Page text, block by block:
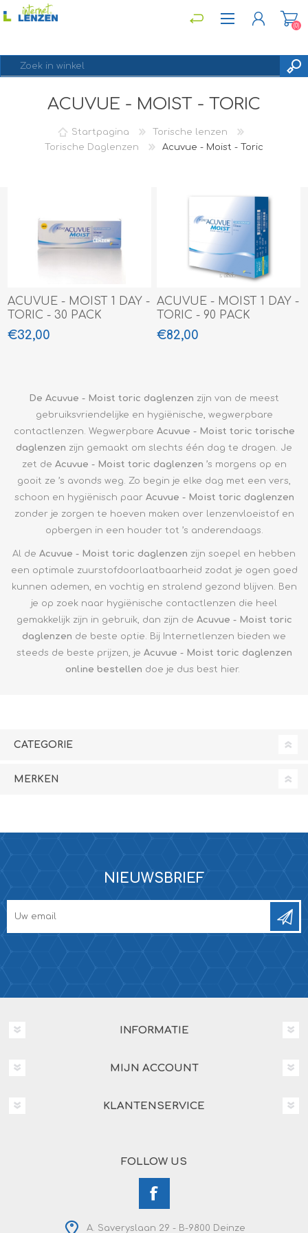
REGISTREREN
INLOGGEN
(0)
ACUVUE - MOIST - TORIC
Startpagina
Torische lenzen
Torische Daglenzen
Acuvue - Moist - Toric
ACUVUE - MOIST 1 DAY -
TORIC - 30 PACK
€32,00
ACUVUE - MOIST 1 DAY -
TORIC - 90 PACK
€82,00
De Acuvue - Moist toric daglenzen zijn van de meest
gebruiksvriendelijke en hygiënische, wegwerpbare
contactlenzen. Wegwerpbare Acuvue - Moist toric torische
daglenzen zijn gemaakt om slechts één dag te dragen. Je
zet de Acuvue - Moist toric daglenzen ’s morgens op en
gooit ze ’s avonds weg. Zo begin je elke dag met een vers,
schoon en hygiënisch paar Acuvue - Moist toric daglenzen
zonder je zorgen te hoeven maken over lenzenvloeistof en
opbergen in een houder tot ’s anderendaags.
Al de Acuvue - Moist toric daglenzen zijn soepel en hebben
een optimale zuurstofdoorlaatbaarheid zodat je ogen goed
kunnen ademen, en vochtig en stralend gezond blijven. Ben
je op zoek naar hygiënische contactlenzen die heel
gemakkelijk zijn in gebruik, dan zijn de Acuvue - Moist toric
daglenzen de beste optie. Bij Internetlenzen bieden we
steeds de beste prijzen, je Acuvue - Moist toric daglenzen
online bestellen doe je dus best hier.
CATEGORIE
MERKEN
NIEUWSBRIEF
INFORMATIE
MIJN ACCOUNT
KLANTENSERVICE
FOLLOW US
A. Saveryslaan 29 - B-9800 Deinze